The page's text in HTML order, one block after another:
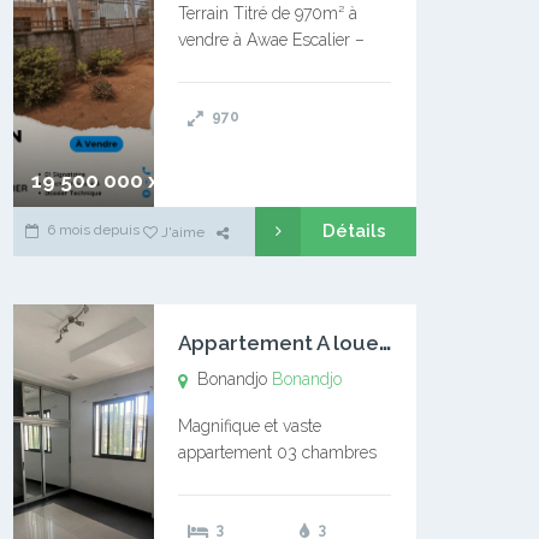
19 500 000 xaf
Terrain Titré de 970m² à
vendre à Awae Escalier –
l’Université Catholique –
970
6 mois depuis J'aime Détails
A
ppartement A louer Bonandjo
Bonandjo Bonandjo
Magnifique et vaste
appartement 03 chambres
douches 01 vaste salon 01
3
3